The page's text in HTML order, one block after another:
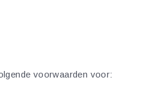
voorwaarden voor: